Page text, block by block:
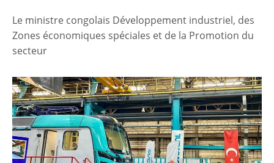
Le ministre congolais Développement industriel, des
Zones économiques spéciales et de la Promotion du
secteur